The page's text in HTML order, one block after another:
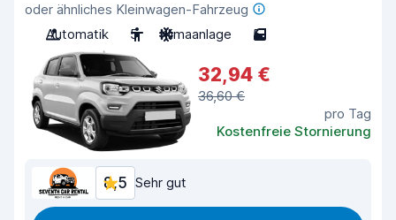
oder ähnliches Kleinwagen-Fahrzeug
Automatik
5 Klimaanlage 5
32,94 €
36,60 €
pro Tag
Kostenfreie Stornierung
8,5 Sehr gut